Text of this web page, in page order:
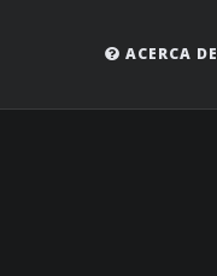
ACERCA DE